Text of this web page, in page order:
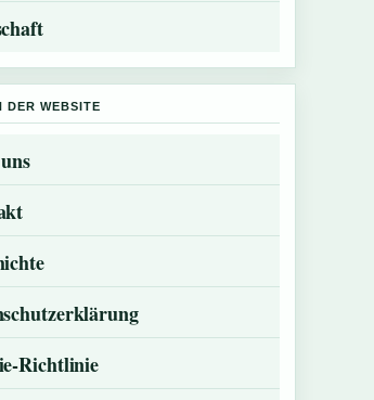
DER WEBSITE
Richtlinie